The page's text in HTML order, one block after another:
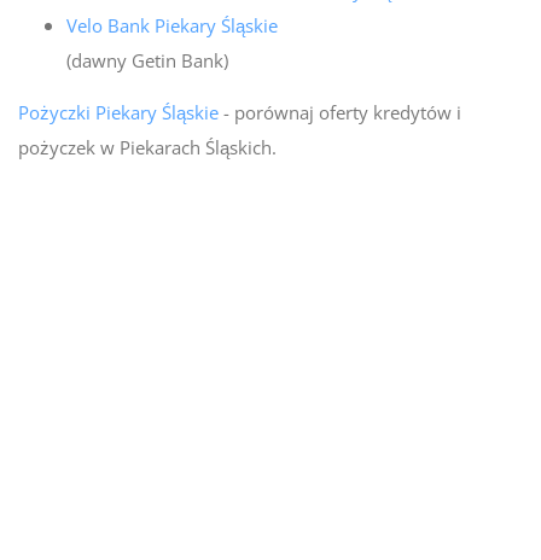
Velo Bank Piekary Śląskie
(dawny Getin Bank)
Pożyczki Piekary Śląskie- porównaj oferty kredytów i
pożyczek w Piekarach Śląskich.